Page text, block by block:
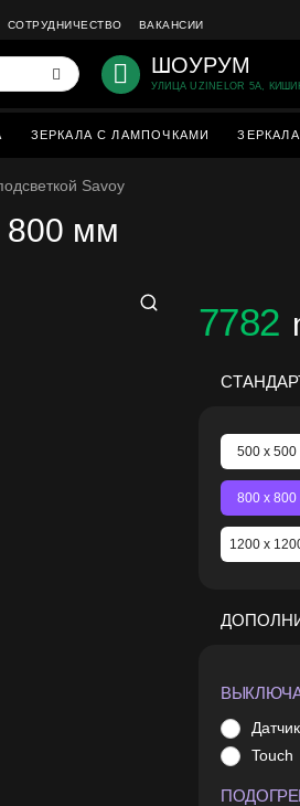
СОТРУДНИЧЕСТВО ВАКАНСИИ
ШОУРУМ
УЛИЦА UZINELOR 5A,
ЗЕРКАЛА С ЛАМПОЧКАМИ
Savoy
800 мм
7782
500 x 500
800 x 800
1200 x
Touch